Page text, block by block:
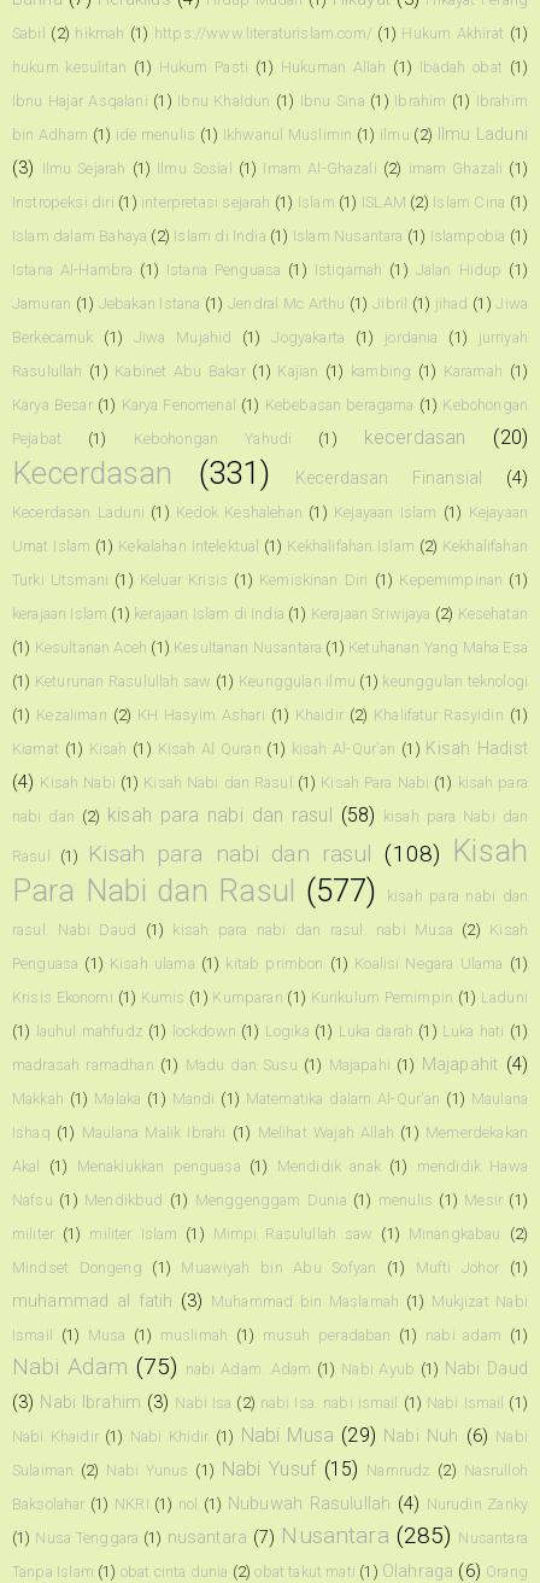
Sabil
(2) hikmah (1) https://www.literaturislam.com/ (1) Hukum Akhirat (1)
hukum kesulitan (1) Hukum Pasti (1) Hukuman Allah (1) Ibadah obat (1)
Ibnu Hajar Asqalani (1) Ibnu Khaldun (1) Ibnu Sina (1) Ibrahim (1) Ibrahim
bin Adham (1) ide menulis (1) Ikhwanul Muslimin (1) ilmu (2)
Ilmu Laduni
(3) Ilmu Sejarah (1) Ilmu Sosial (1) Imam Al-Ghazali (2) imam Ghazali (1)
Instropeksi diri (1) interpretasi sejarah (1) Islam (1) ISLAM (2) Islam Cina (1)
Islam dalam Bahaya (2) Islam di India (1) Islam Nusantara (1) Islampobia (1)
Istana Al-Hambra (1) Istana Penguasa (1) Istiqamah (1) Jalan Hidup (1)
Jamuran (1) Jebakan Istana (1) Jendral Mc Arthu (1) Jibril (1) jihad (1) Jiwa
Berkecamuk
(1) Jiwa Mujahid (1) Jogyakarta (1) jordania (1)
jurriyah
Rasulullah (1) Kabinet Abu Bakar (1) Kajian (1) kambing (1) Karamah (1)
Karya Besar (1) Karya Fenomenal (1) Kebebasan beragama (1) Kebohongan
Pejabat
(1) Kebohongan Yahudi (1) kecerdasan (20)
Kecerdasan (331) Kecerdasan Finansial (4)
Kecerdasan Laduni (1) Kedok Keshalehan (1) Kejayaan Islam (1) Kejayaan
Umat Islam (1) Kekalahan Intelektual (1) Kekhalifahan Islam (2) Kekhalifahan
Turki Utsmani (1) Keluar Krisis (1) Kemiskinan Diri (1) Kepemimpinan (1)
kerajaan Islam (1) kerajaan Islam di India (1) Kerajaan Sriwijaya (2) Kesehatan
(1) Kesultanan Aceh (1) Kesultanan Nusantara (1) Ketuhanan Yang Maha Esa
(1) Keturunan Rasulullah saw (1) Keunggulan ilmu (1) keunggulan teknologi
(1) Kezaliman (2) KH Hasyim Ashari (1) Khaidir (2) Khalifatur Rasyidin (1)
Kiamat (1) Kisah (1) Kisah Al Quran (1) kisah Al-Qur'an (1) Kisah Hadist
(4) Kisah Nabi (1) Kisah Nabi dan Rasul (1) Kisah Para Nabi (1) kisah para
nabi dan (2) kisah para nabi dan rasul (58) kisah para Nabi dan
Rasul (1) Kisah para nabi dan rasul (108) Kisah
Para Nabi dan Rasul (577)
kisah para nabi dan
rasul. Nabi Daud
(1) kisah para nabi dan rasul. nabi Musa (2) Kisah
Penguasa (1) Kisah ulama (1) kitab primbon (1) Koalisi Negara Ulama (1)
Krisis Ekonomi (1) Kumis (1) Kumparan (1) Kurikulum Pemimpin (1) Laduni
(1) lauhul mahfudz (1) lockdown (1) Logika (1) Luka darah (1) Luka hati (1)
madrasah ramadhan (1) Madu dan Susu (1) Majapahi (1) Majapahit (4)
Makkah (1) Malaka (1) Mandi (1) Matematika dalam Al-Qur'an (1) Maulana
Ishaq (1) Maulana Malik Ibrahi (1) Melihat Wajah Allah (1) Memerdekakan
Akal
(1) Menaklukkan penguasa (1) Mendidik anak (1)
mendidik Hawa
Nafsu (1) Mendikbud (1) Menggenggam Dunia (1) menulis (1) Mesir (1)
militer (1) militer Islam (1) Mimpi Rasulullah saw (1) Minangkabau
(2)
Mindset Dongeng
(1) Muawiyah bin Abu Sofyan (1) Mufti Johor (1)
muhammad al fatih (3) Muhammad bin Maslamah (1) Mukjizat Nabi
Ismail
(1) Musa (1) muslimah (1) musuh peradaban (1) nabi adam (1)
Nabi Adam (75) nabi Adam. Adam (1) Nabi Ayub (1) Nabi Daud
(3) Nabi Ibrahim (3) Nabi Isa (2) nabi Isa. nabi ismail (1) Nabi Ismail (1)
Nabi Khaidir (1) Nabi Khidir (1) Nabi Musa (29) Nabi Nuh (6) Nabi
Sulaiman (2) Nabi Yunus (1) Nabi Yusuf (15) Namrudz (2) Nasrulloh
Baksolahar (1) NKRI (1) nol (1) Nubuwah Rasulullah (4) Nurudin Zanky
(1) Nusa Tenggara (1) nusantara (7) Nusantara (285) Nusantara
Tanpa Islam (1) obat cinta dunia (2) obat takut mati (1) Olahraga (6) Orang